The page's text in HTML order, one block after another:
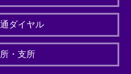
ダイヤル
・支所